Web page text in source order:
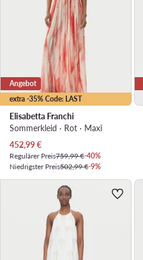
extra -35% Code: LAST
Angebot
Elisabetta Franchi
Sommerkleid · Rot · Maxi
Aktueller Preis
452,99€
Regulärer Preis759,99 €-40%
Niedrigster Preis502,99 €-9%